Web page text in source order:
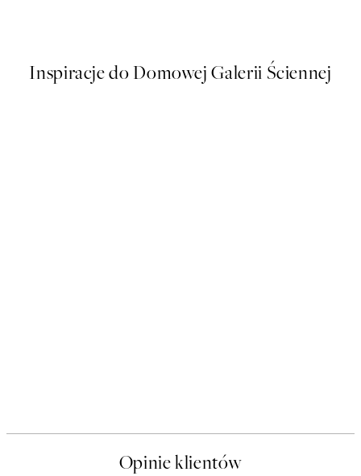
Inspiracje do Domowej Galerii Ściennej
Opinie klientów